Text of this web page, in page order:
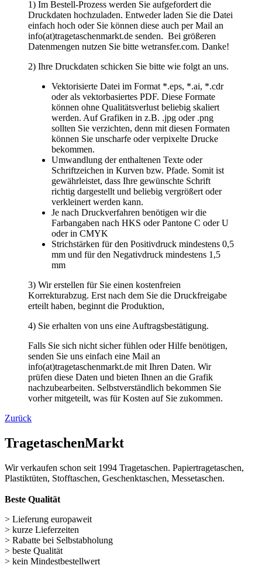
prüfen diese Daten und bieten Ihnen an die Grafik
nachzubearbeiten. Selbstverständlich bekommen Sie
vorher mitgeteilt, was für Kosten auf Sie zukommen.
Zurück
TragetaschenMarkt
Wir verkaufen schon seit 1994 Tragetaschen. Papiertragetaschen,
Plastiktüten, Stofftaschen, Geschenktaschen, Messetaschen.
Beste Qualität
> Lieferung europaweit
> kurze Lieferzeiten
> Rabatte bei Selbstabholung
> beste Qualität
> kein Mindestbestellwert
Wichtige Links
Navigation überspringen
Papiertüten (248)
Flaschentaschen (28)
Weihnachts­tüten (108)
Non Woven u. Woven Taschen (203)
Geschenke verpacken (301)
weitere TRAGETASCHEN SONDERANGEBOTE
Nützliches für unseren Shop
Navigation überspringen
Kunden-Login
Passwort vergessen
Newsletter bestellen
Sonderangebote
Rechtliches
Navigation überspringen